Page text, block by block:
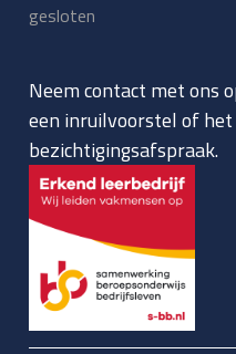
gesloten
Neem contact met ons
een inruilvoorstel of
bezichtigingsafspraak.